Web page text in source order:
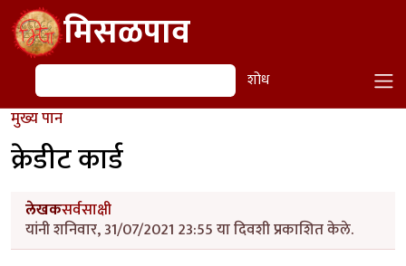
Skip to main contentमिसळपाव
शोध शोध
मुख्य पान
क्रेडीट कार्ड
लेखकसर्वसाक्षी
यांनी शनिवार, 31/07/2021 23:55 या दिवशी प्रकाशित केले.